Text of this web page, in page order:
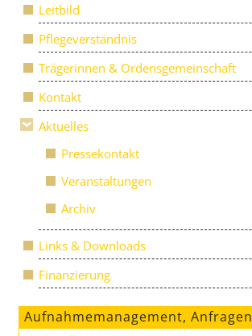
Leitbild
Pflegeverständnis
Trägerinnen & Ordensgemeinschaft
Kontakt
Aktuelles
Pressekontakt
Veranstaltungen
Archiv
Links & Downloads
Finanzierung
Aufnahmemanagement, Anfragen